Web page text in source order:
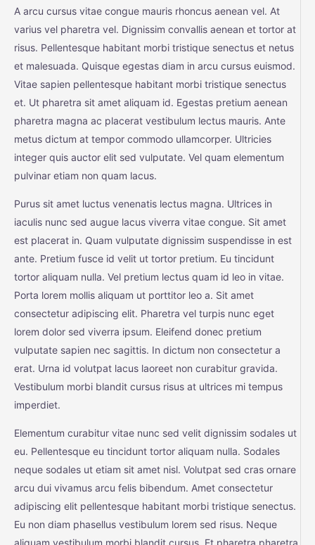
A arcu cursus vitae congue mauris rhoncus aenean vel. At
varius vel pharetra vel. Dignissim convallis aenean et tortor at
risus. Pellentesque habitant morbi tristique senectus et netus
et malesuada. Quisque egestas diam in arcu cursus euismod.
Vitae sapien pellentesque habitant morbi tristique senectus
et. Ut pharetra sit amet aliquam id. Egestas pretium aenean
pharetra magna ac placerat vestibulum lectus mauris. Ante
metus dictum at tempor commodo ullamcorper. Ultricies
integer quis auctor elit sed vulputate. Vel quam elementum
pulvinar etiam non quam lacus.
Purus sit amet luctus venenatis lectus magna. Ultrices in
iaculis nunc sed augue lacus viverra vitae congue. Sit amet
est placerat in. Quam vulputate dignissim suspendisse in est
ante. Pretium fusce id velit ut tortor pretium. Eu tincidunt
tortor aliquam nulla. Vel pretium lectus quam id leo in vitae.
Porta lorem mollis aliquam ut porttitor leo a. Sit amet
consectetur adipiscing elit. Pharetra vel turpis nunc eget
lorem dolor sed viverra ipsum. Eleifend donec pretium
vulputate sapien nec sagittis. In dictum non consectetur a
erat. Urna id volutpat lacus laoreet non curabitur gravida.
Vestibulum morbi blandit cursus risus at ultrices mi tempus
imperdiet.
Elementum curabitur vitae nunc sed velit dignissim sodales ut
eu. Pellentesque eu tincidunt tortor aliquam nulla. Sodales
neque sodales ut etiam sit amet nisl. Volutpat sed cras ornare
arcu dui vivamus arcu felis bibendum. Amet consectetur
adipiscing elit pellentesque habitant morbi tristique senectus.
Eu non diam phasellus vestibulum lorem sed risus. Neque
aliquam vestibulum morbi blandit cursus. Et pharetra pharetra